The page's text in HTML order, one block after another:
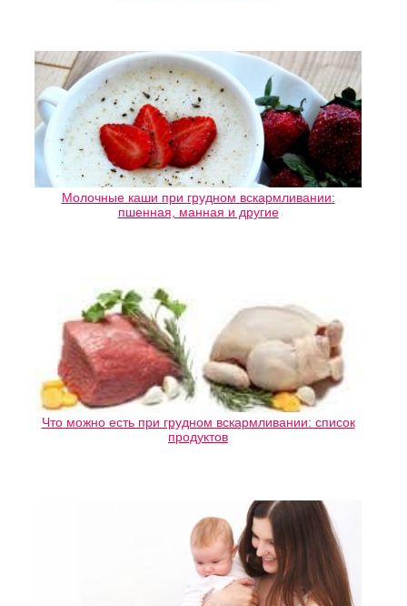
Молочные каши при грудном вскармливании:
пшенная, манная и другие
Что можно есть при грудном вскармливании: список
продуктов